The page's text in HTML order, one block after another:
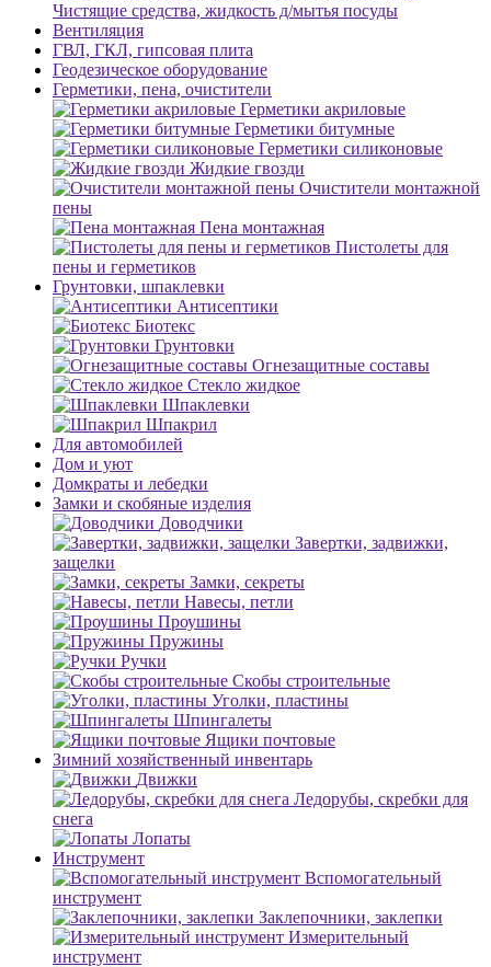
Чистящие средства, жидкость д/мытья посуды
Вентиляция
ГВЛ, ГКЛ, гипсовая плита
Геодезическое оборудование
Герметики, пена, очистители
Герметики акриловые
Герметики битумные
Герметики силиконовые
Жидкие гвозди
Очистители монтажной
пены
Пена монтажная
Пистолеты для
пены и герметиков
Грунтовки, шпаклевки
Антисептики
Биотекс
Грунтовки
Огнезащитные составы
Стекло жидкое
Шпаклевки
Шпакрил
Для автомобилей
Дом и уют
Домкраты и лебедки
Замки и скобяные изделия
Доводчики
Завертки, задвижки,
защелки
Замки, секреты
Навесы, петли
Проушины
Пружины
Ручки
Скобы строительные
Уголки, пластины
Шпингалеты
Ящики почтовые
Зимний хозяйственный инвентарь
Движки
Ледорубы, скребки для
снега
Лопаты
Инструмент
Вспомогательный
инструмент
Заклепочники, заклепки
Измерительный
инструмент